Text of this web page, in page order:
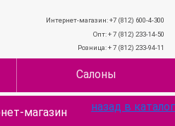
Интернет-магазин: +7 (812) 600-4-300
Опт: + 7 (812) 233-14-50
Розница: + 7 (812) 233-94-11
Салоны
магазин назад в каталог